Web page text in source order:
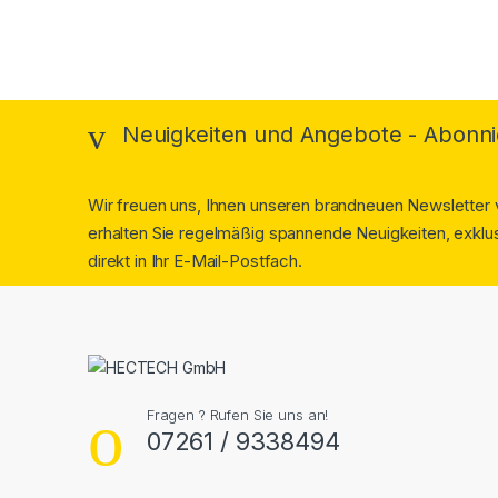
Neuigkeiten und Angebote -
Wir freuen uns, Ihnen unseren brandneuen
erhalten Sie regelmäßig spannende Neuigkeiten,
direkt in Ihr E-Mail-Postfach.
Fragen ? Rufen Sie uns an!
07261 / 9338494